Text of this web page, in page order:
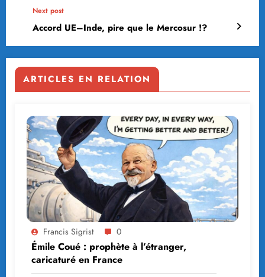
Next post
Accord UE–Inde, pire que le Mercosur !?
ARTICLES EN RELATION
Francis Sigrist 0
Émile Coué : prophète à l’étranger,
caricaturé en France